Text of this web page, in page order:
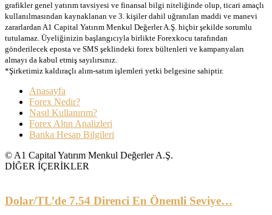
grafikler genel yatırım tavsiyesi ve finansal bilgi niteliğinde olup, ticari amaçlı
kullanılmasından kaynaklanan ve 3. kişiler dahil uğranılan maddi ve manevi
zararlardan A1 Capital Yatırım Menkul Değerler A.Ş. hiçbir şekilde sorumlu
tutulamaz. Üyeliğinizin başlangıcıyla birlikte Forexkocu tarafından
gönderilecek eposta ve SMS şeklindeki forex bültenleri ve kampanyaları
almayı da kabul etmiş sayılırsınız.
*Şirketimiz kaldıraçlı alım-satım işlemleri yetki belgesine sahiptir.
Anasayfa
Forex Nedir?
Nasıl Kullanırım?
Forex Altın Analizleri
Banka Hesap Bilgileri
© A1 Capital Yatırım Menkul Değerler A.Ş.
DİĞER İÇERİKLER
Dolar/TL’de 7.54 Direnci En Önemli Seviye…